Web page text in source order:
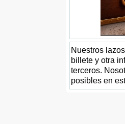
Nuestros
billete y otra
terceros.
posibles en